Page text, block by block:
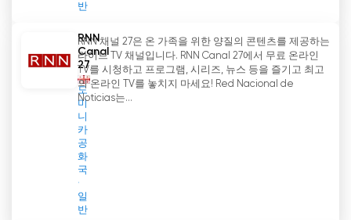
반
RNN
Canal
27
도
미
니
카
공
화
국
일
반
RNN 채널 27은 온 가족을 위한 양질의 콘텐츠를 제공하는
라이브 TV 채널입니다. RNN Canal 27에서 무료 온라인
TV를 시청하고 프로그램, 시리즈, 뉴스 등을 즐기고 최고
의 온라인 TV를 놓치지 마세요! Red Nacional de
Noticias는...